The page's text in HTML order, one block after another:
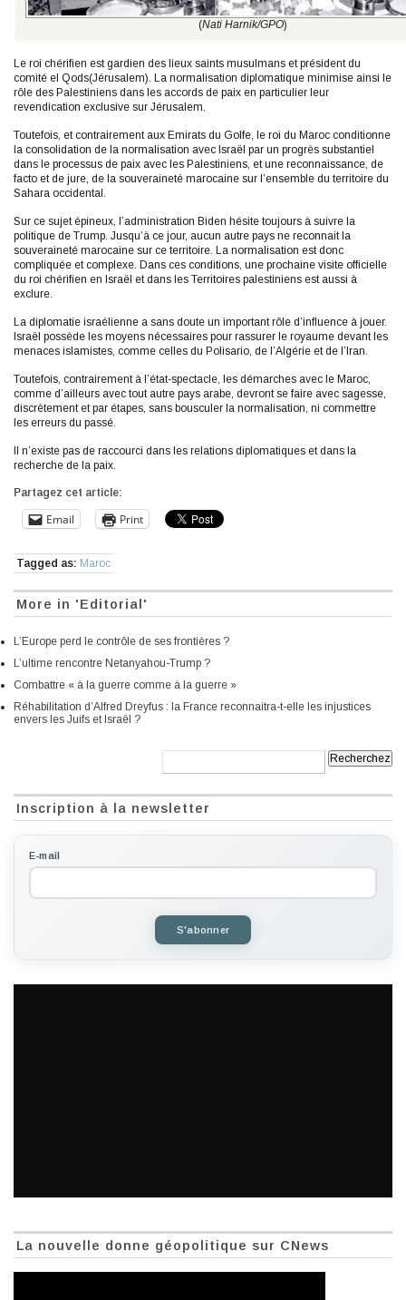
(Nati Harnik/GPO)
Le roi chérifien est gardien des lieux saints musulmans et président du
comité el Qods(Jérusalem). La normalisation diplomatique minimise ainsi le
rôle des Palestiniens dans les accords de paix en particulier leur
revendication exclusive sur Jérusalem.
Toutefois, et contrairement aux Emirats du Golfe, le roi du Maroc conditionne
la consolidation de la normalisation avec Israël par un progrès substantiel
dans le processus de paix avec les Palestiniens, et une reconnaissance, de
facto et de jure, de la souveraineté marocaine sur l’ensemble du territoire du
Sahara occidental.
Sur ce sujet épineux, l’administration Biden hésite toujours à suivre la
politique de Trump. Jusqu’à ce jour, aucun autre pays ne reconnait la
souveraineté marocaine sur ce territoire. La normalisation est donc
compliquée et complexe. Dans ces conditions, une prochaine visite officielle
du roi chérifien en Israël et dans les Territoires palestiniens est aussi à
exclure.
La diplomatie israélienne a sans doute un important rôle d’influence à jouer.
Israël possède les moyens nécessaires pour rassurer le royaume devant les
menaces islamistes, comme celles du Polisario, de l’Algérie et de l’Iran.
Toutefois, contrairement à l’état-spectacle, les démarches avec le Maroc,
comme d’ailleurs avec tout autre pays arabe, devront se faire avec sagesse,
discrètement et par étapes, sans bousculer la normalisation, ni commettre
les erreurs du passé.
Il n’existe pas de raccourci dans les relations diplomatiques et dans la
recherche de la paix.
Partagez cet article:
Email Print
Tagged as: Maroc
More in 'Editorial'
L’Europe perd le contrôle de ses frontières ?
L’ultime rencontre Netanyahou-Trump ?
Combattre « à la guerre comme à la guerre »
Réhabilitation d’Alfred Dreyfus : la France reconnaitra-t-elle les injustices
envers les Juifs et Israël ?
Inscription à la newsletter
E-mail
S'abonner
La nouvelle donne géopolitique sur CNews